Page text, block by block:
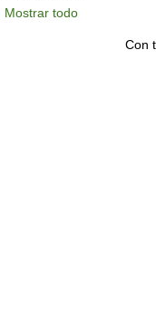
Mostrar todo
Con